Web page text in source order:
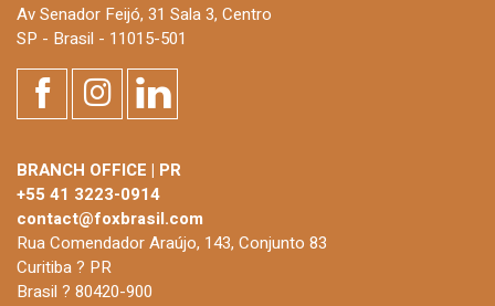
Av Senador Feijó, 31 Sala 3, Centro
SP - Brasil - 11015-501
BRANCH OFFICE | PR
+55 41 3223-0914
contact@foxbrasil.com
Rua Comendador Araújo, 143, Conjunto 83
Curitiba ? PR
Brasil ? 80420-900